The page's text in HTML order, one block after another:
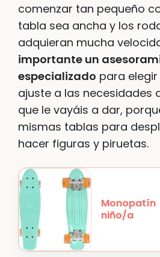
comenzar tan pequeño
tabla sea ancha y los
adquieran mucha
importante un
especializado para
ajuste a las necesidades
que le vayáis a dar,
mismas tablas para
hacer figuras y piruetas.
Monopatín
niño/a